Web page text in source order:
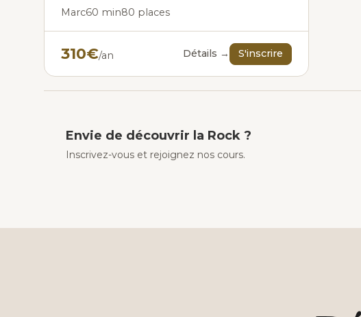
Marc60 min80 places
310€/an Détails → S'inscrire
Envie de découvrir la Rock ?
Inscrivez-vous et rejoignez nos cours.